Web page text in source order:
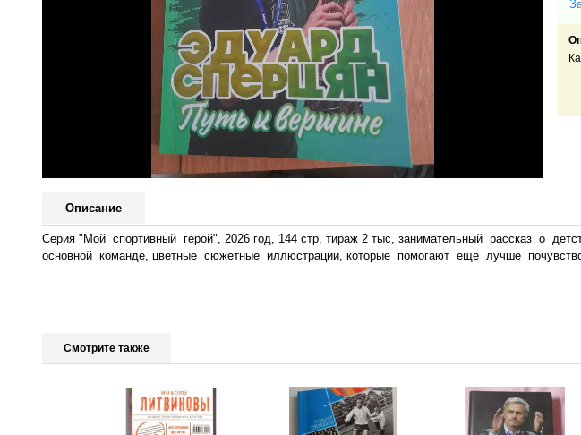
Описание
Серия "Мой спортивный герой", 2026 год, 144 стр, тираж 2 тыс, занимательный рассказ о
основной команде, цветные сюжетные иллюстрации, которые помогают еще лучше
Смотрите также